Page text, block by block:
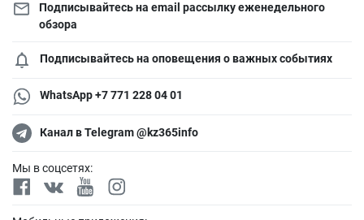
Подписывайтесь на email рассылку еженедельного
обзора
Подписывайтесь на оповещения о важных событиях
WhatsApp +7 771 228 04 01
Канал в Telegram @kz365info
Мы в соцсетях: